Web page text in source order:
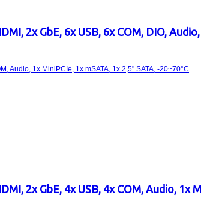
2x GbE, 6x USB, 6x COM, DIO,
2x GbE, 4x USB, 4x COM, Audio, 1x